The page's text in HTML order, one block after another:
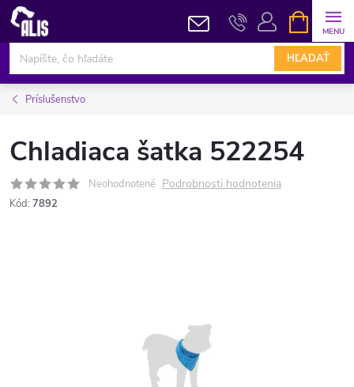
Prejsť
obsah
HĽADAŤ
KOŠÍK
Príslušenstvo
Chladiaca šatka 522254
Neohodnotené Podrobnosti hodnotenia
Kód: 7892